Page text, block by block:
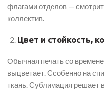
флагами отделов —
коллектив.
Цвет и стойкость,
Обычная печать со
выцветает. Особенно на
ткань. Сублимация решает